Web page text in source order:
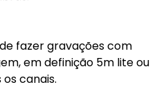
fazer gravações com
em definição 5m lite ou
canais.